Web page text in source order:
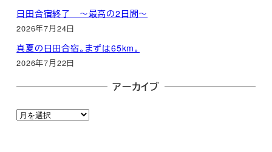
日田合宿終了 ～最高の2日間～
2026年7月24日
真夏の日田合宿。まずは65km。
2026年7月22日
アーカイブ
ア